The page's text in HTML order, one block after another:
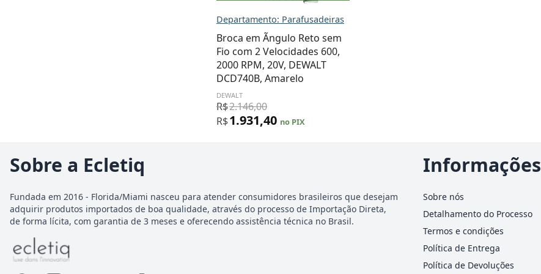
Departamento: Parafusadeiras
Broca em Ãngulo Reto sem
Fio com 2 Velocidades 600,
2000 RPM, 20V, DEWALT
DCD740B, Amarelo
DEWALT
R$2.146,00
R$1.931,40 no PIX
Sobre a Ecletiq
Fundada em 2016 - Florida/Miami nasceu para atender consumidores brasileiros que desejam
adquirir produtos importados de boa qualidade, através do processo de Importação Direta,
de forma lícita, com garantia de 3 meses e oferecendo assistência técnica no Brasil.
Informações
Sobre nós
Detalhamento do Processo
Termos e condições
Política de Entrega
Política de Devoluções